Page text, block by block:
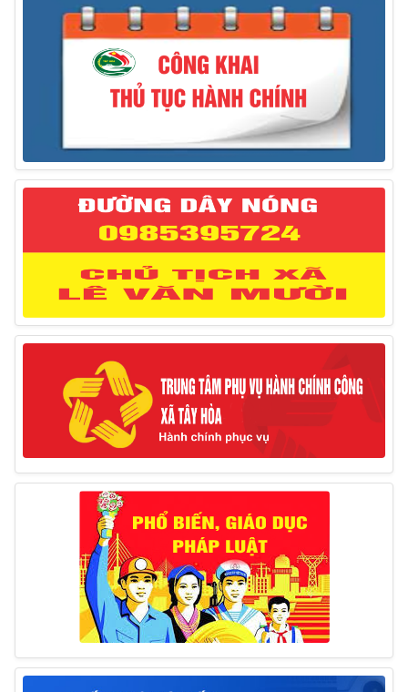
Thông báo treo cờ Tổ quốc nhân kỷ niệm 50 năm
Ngày giải phóng tỉnh Phú Yên (01/4/1975 – 01/4/2025)
28/03/2025
Thông báo giới thiệu, cung ứng lao động Việt Nam
cho Liên danh Hengtong International Engineering Co.,Ltd
27/03/2025
Thông báo đăng ký tiếp công dân định kỳ đợt 02
tháng 3/2025 của Chủ tịch UBND huyện
12/03/2025
Thông báo lịch công tác của Chủ tịch, các Phó Chủ
tịch UBND huyện và Phó Chủ tịch Hội đồng nhân dân
huyện (Từ ngày 10/3/2025 – 14/3/2025)
10/03/2025
Thông báo tổ chức thực hiện Cưỡng chế buộc thực
hiện biện pháp khắc phục hậu quả trong lĩnh vực đất đai
17/06/2025
Thông báo đăng ký tiếp công dân định kỳ đợt 01
tháng 6/2025 của Chủ tịch UBND huyện
26/05/2025
Lịch tiếp công dân định kỳ đợt 1 tháng 5/2025 của
Chủ tịch UBND huyện
09/05/2025